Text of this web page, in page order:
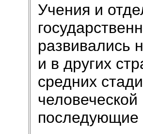
Учения и
развивались
и в других
средних
последующие